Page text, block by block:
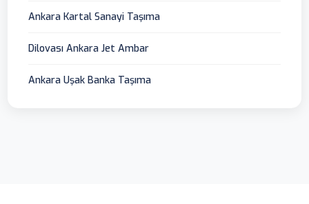
Ankara Kartal Sanayi Taşıma
Dilovası Ankara Jet Ambar
Ankara Uşak Banka Taşıma